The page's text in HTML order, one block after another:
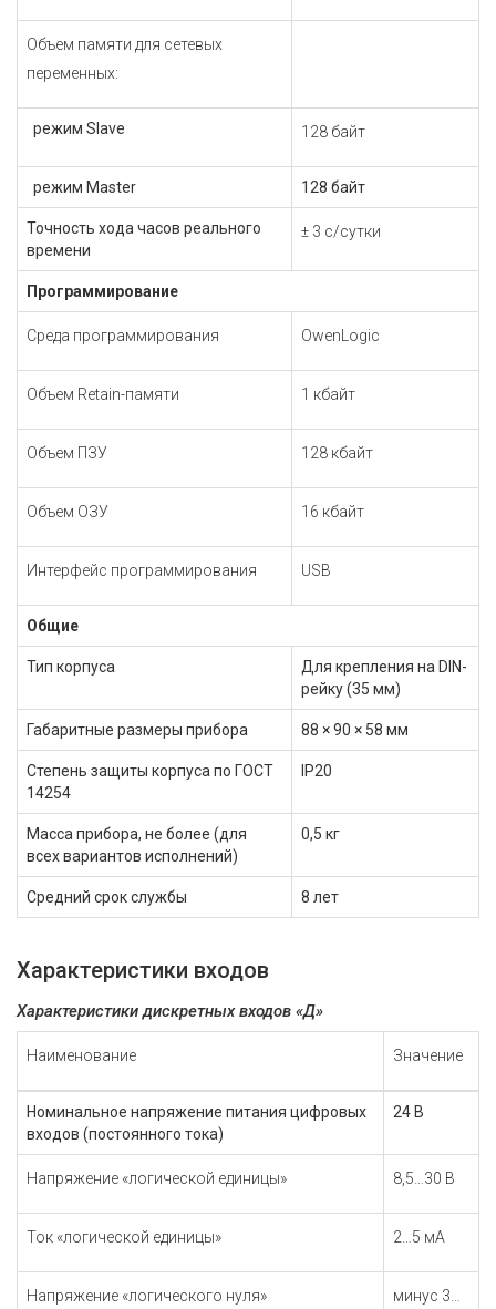
Объем памяти для сетевых
переменных:
режим Slave 128 байт
режим Master 128 байт
Точность хода часов реального
времени
± 3 с/сутки
Программирование
Среда программирования OwenLogic
Объем Retain-памяти 1 кбайт
Объем ПЗУ 128 кбайт
Объем ОЗУ 16 кбайт
Интерфейс программирования USB
Общие
Тип корпуса
Для крепления на DIN-
рейку (35 мм)
Габаритные размеры прибора 88 × 90 × 58 мм
Степень защиты корпуса по ГОСТ
14254
IP20
Масса прибора, не более (для
всех вариантов исполнений)
0,5 кг
Средний срок службы 8 лет
Характеристики входов
Характеристики дискретных входов «Д»
Наименование Значение
Номинальное напряжение питания цифровых
входов (постоянного тока)
24 В
Напряжение «логической единицы» 8,5…30 В
Ток «логической единицы» 2…5 мА
Напряжение «логического нуля» минус 3…